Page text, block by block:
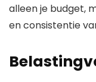
alleen je budget,
en consistentie